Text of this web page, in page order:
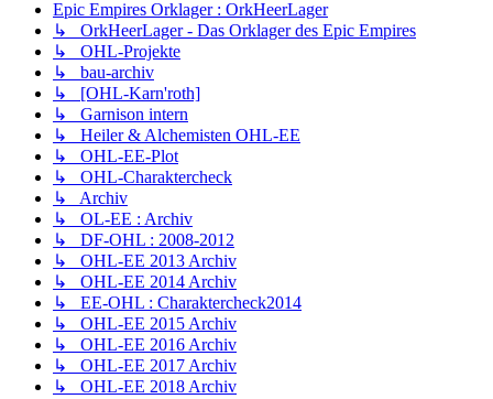
Epic Empires Orklager : OrkHeerLager
↳ OrkHeerLager - Das Orklager des Epic Empires
↳ OHL-Projekte
↳ bau-archiv
↳ [OHL-Karn'roth]
↳ Garnison intern
↳ Heiler & Alchemisten OHL-EE
↳ OHL-EE-Plot
↳ OHL-Charaktercheck
↳ Archiv
↳ OL-EE : Archiv
↳ DF-OHL : 2008-2012
↳ OHL-EE 2013 Archiv
↳ OHL-EE 2014 Archiv
↳ EE-OHL : Charaktercheck2014
↳ OHL-EE 2015 Archiv
↳ OHL-EE 2016 Archiv
↳ OHL-EE 2017 Archiv
↳ OHL-EE 2018 Archiv